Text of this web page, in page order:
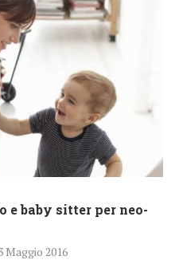
e baby sitter per neo-
Maggio 2016